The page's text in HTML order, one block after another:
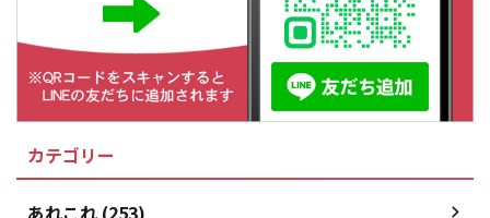
カテゴリー
あれこれ (253)